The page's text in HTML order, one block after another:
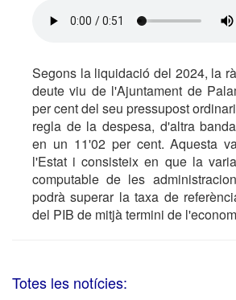
Segons la liquidació del 2024, la
deute viu de l'Ajuntament de
per cent del seu pressupost
regla de la despesa, d'altra
en un 11'02 per cent. Aquesta
l'Estat i consisteix en que la
computable de les
podrà superar la taxa de
del PIB de mitjà termini de
Totes les notícies: